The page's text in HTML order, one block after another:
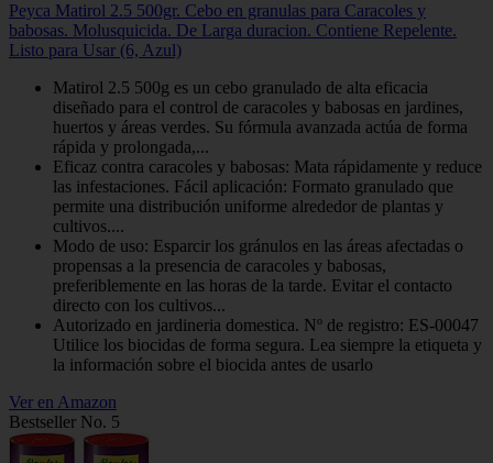
Peyca Matirol 2.5 500gr. Cebo en granulas para Caracoles y
babosas. Molusquicida. De Larga duracion. Contiene Repelente.
Listo para Usar (6, Azul)
Matirol 2.5 500g es un cebo granulado de alta eficacia
diseñado para el control de caracoles y babosas en jardines,
huertos y áreas verdes. Su fórmula avanzada actúa de forma
rápida y prolongada,...
Eficaz contra caracoles y babosas: Mata rápidamente y reduce
las infestaciones. Fácil aplicación: Formato granulado que
permite una distribución uniforme alrededor de plantas y
cultivos....
Modo de uso: Esparcir los gránulos en las áreas afectadas o
propensas a la presencia de caracoles y babosas,
preferiblemente en las horas de la tarde. Evitar el contacto
directo con los cultivos...
Autorizado en jardineria domestica. Nº de registro: ES-00047
Utilice los biocidas de forma segura. Lea siempre la etiqueta y
la información sobre el biocida antes de usarlo
Ver en Amazon
Bestseller No. 5